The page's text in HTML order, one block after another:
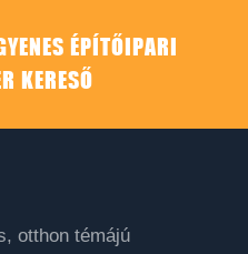
ÉPÍTŐIPARI
KERESŐ
otthon témájú